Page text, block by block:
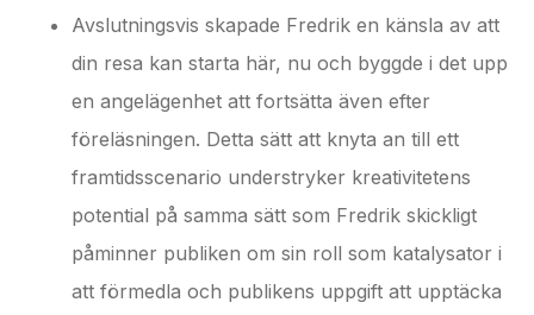
Avslutningsvis skapade Fredrik en känsla av att
din resa kan starta här, nu och byggde i det upp
en angelägenhet att fortsätta även efter
föreläsningen. Detta sätt att knyta an till ett
framtidsscenario understryker kreativitetens
potential på samma sätt som Fredrik skickligt
påminner publiken om sin roll som katalysator i
att förmedla och publikens uppgift att upptäcka